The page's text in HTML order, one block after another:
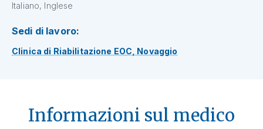
Italiano, Inglese
Sedi di lavoro:
Clinica di Riabilitazione EOC, Novaggio
Informazioni sul medico